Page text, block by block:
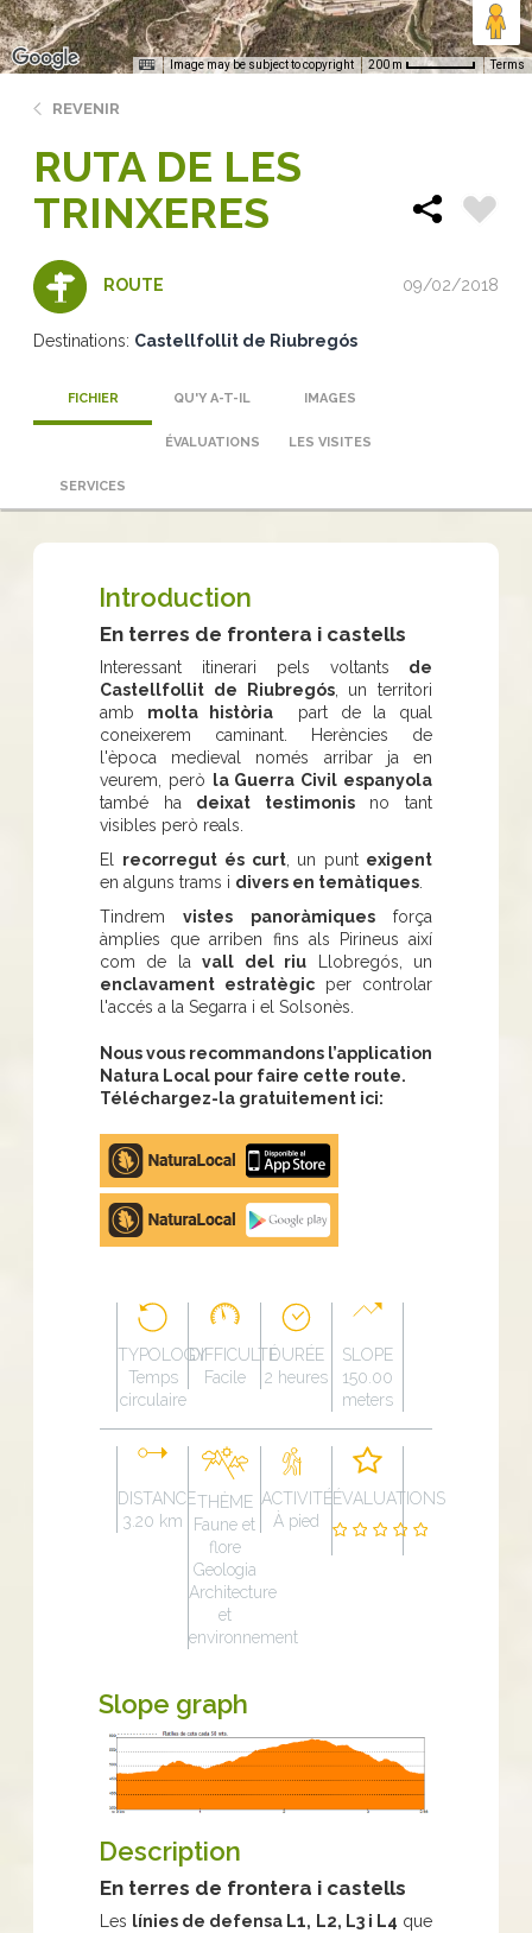
Image may be subject to copyright 200 m Terms
REVENIR
RUTA DE LES
TRINXERES
ROUTE 09/02/2018
Destinations: Castellfollit de Riubregós
FICHIER QU'Y A-T-IL IMAGES
ÉVALUATIONS LES VISITES
SERVICES
Introduction
En terres de frontera i castells
Interessant itinerari pels voltants de
Castellfollit de Riubregós, un territori
amb molta història
part de la qual
coneixerem caminant. Herències de
l'època medieval només arribar ja en
veurem, però la Guerra Civil espanyola
també ha deixat testimonisno tant
visibles però reals.
El recorregut és curt, un punt exigent
en alguns trams i divers en temàtiques.
Tindremvistes panoràmiquesforça
àmplies que arriben fins als Pirineus així
com de lavall del riu Llobregós, un
enclavament estratègic per controlar
l'accés a la Segarra i el Solsonès.
Nous vous recommandons l’application
Natura Local pour faire cette route.
Téléchargez-la gratuitement ici:
Apple
store
Google
Play
TYPOLOGY
Temps
circulaire
DIFFICULTÉ
Facile
DURÉE
2 heures
SLOPE
150.00
meters
DISTANCE
3.20 km
THÈME
Faune et
flore
Geologia
Architecture
et
environnement
ACTIVITÉ
À pied
ÉVALUATIONS
Slope graph
Description
En terres de frontera i castells
Les línies de defensa L1, L2, L3 i L4 que